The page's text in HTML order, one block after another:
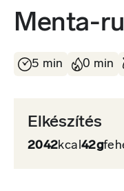
Menta-
5 min 0 min
Elkészítés
2042kcal42g